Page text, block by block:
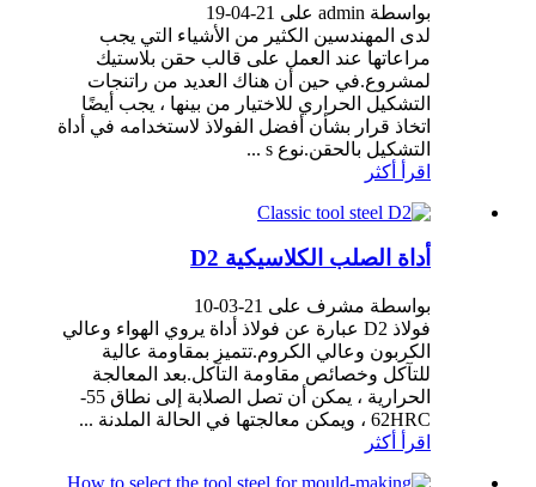
بواسطة admin على 21-04-19
لدى المهندسين الكثير من الأشياء التي يجب
مراعاتها عند العمل على قالب حقن بلاستيك
لمشروع.في حين أن هناك العديد من راتنجات
التشكيل الحراري للاختيار من بينها ، يجب أيضًا
اتخاذ قرار بشأن أفضل الفولاذ لاستخدامه في أداة
التشكيل بالحقن.نوع s ...
اقرأ أكثر
أداة الصلب الكلاسيكية D2
بواسطة مشرف على 21-03-10
فولاذ D2 عبارة عن فولاذ أداة يروي الهواء وعالي
الكربون وعالي الكروم.تتميز بمقاومة عالية
للتآكل وخصائص مقاومة التآكل.بعد المعالجة
الحرارية ، يمكن أن تصل الصلابة إلى نطاق 55-
62HRC ، ويمكن معالجتها في الحالة الملدنة ...
اقرأ أكثر